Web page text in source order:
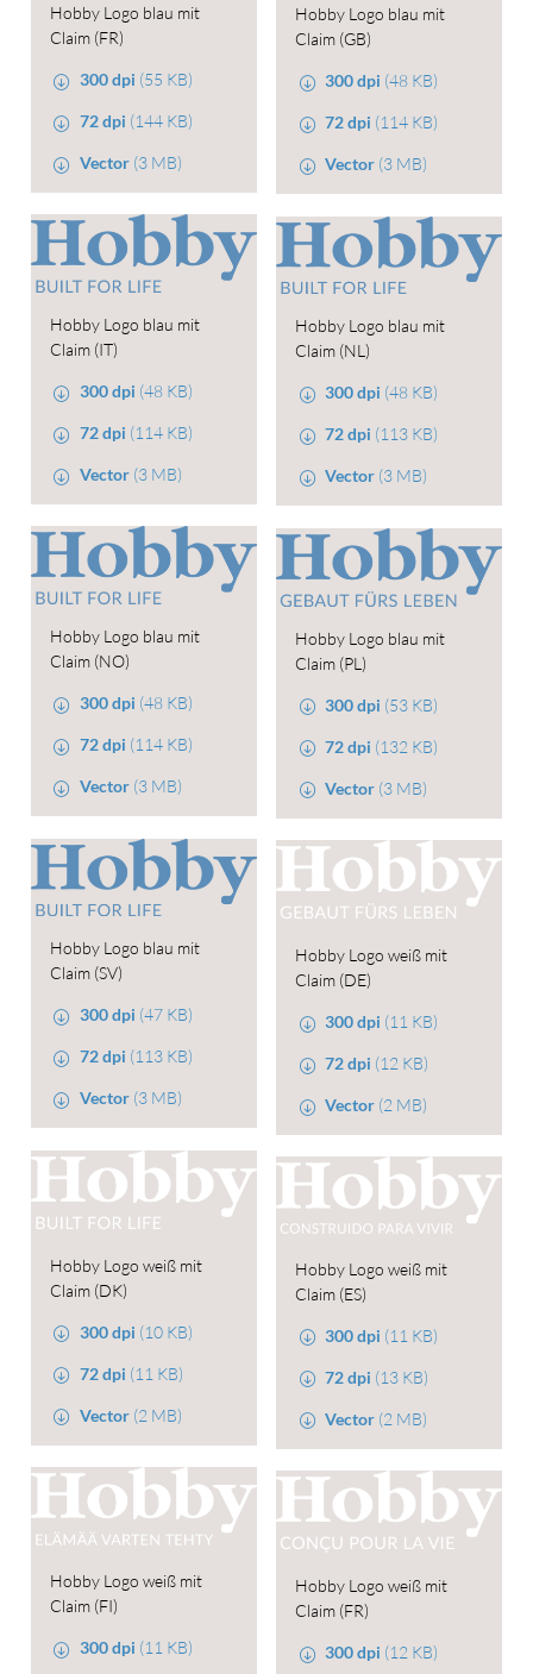
Hobby Logo blau mit
Claim (FR)
300 dpi (55 KB)
72 dpi (144 KB)
Vector (3 MB)
Hobby Logo blau mit
Claim (GB)
300 dpi (48 KB)
72 dpi (114 KB)
Vector (3 MB)
Hobby Logo blau mit
Claim (IT)
300 dpi (48 KB)
72 dpi (114 KB)
Vector (3 MB)
Hobby Logo blau mit
Claim (NL)
300 dpi (48 KB)
72 dpi (113 KB)
Vector (3 MB)
Hobby Logo blau mit
Claim (NO)
300 dpi (48 KB)
72 dpi (114 KB)
Vector (3 MB)
Hobby Logo blau mit
Claim (PL)
300 dpi (53 KB)
72 dpi (132 KB)
Vector (3 MB)
Hobby Logo blau mit
Claim (SV)
300 dpi (47 KB)
72 dpi (113 KB)
Vector (3 MB)
Hobby Logo weiß mit
Claim (DE)
300 dpi (11 KB)
72 dpi (12 KB)
Vector (2 MB)
Hobby Logo weiß mit
Claim (DK)
300 dpi (10 KB)
72 dpi (11 KB)
Vector (2 MB)
Hobby Logo weiß mit
Claim (ES)
300 dpi (11 KB)
72 dpi (13 KB)
Vector (2 MB)
Hobby Logo weiß mit
Claim (FI)
300 dpi (11 KB)
Hobby Logo weiß mit
Claim (FR)
300 dpi (12 KB)